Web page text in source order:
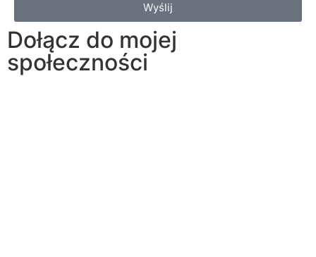
Wyślij
Dołącz do mojej
społeczności